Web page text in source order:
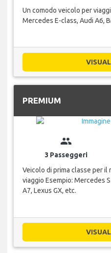
Un comodo veicolo per
Mercedes E-class, Audi A6,
PREMIUM
group
3 Passeggeri
Veicolo di prima classe per
viaggio Esempio: Mercedes
A7, Lexus GX, etc.